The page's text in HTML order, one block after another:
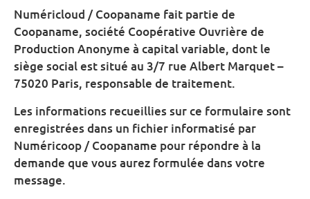
Numéricloud / Coopaname fait partie de
Coopaname, société Coopérative Ouvrière de
Production Anonyme à capital variable, dont le
siège social est situé au 3/7 rue Albert Marquet –
75020 Paris, responsable de traitement.
Les informations recueillies sur ce formulaire sont
enregistrées dans un fichier informatisé par
Numéricoop / Coopaname pour répondre à la
demande que vous aurez formulée dans votre
message.